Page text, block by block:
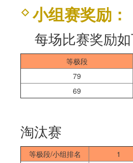
小组赛奖励：
每场比赛奖励
等极段
79
69
淘汰赛
等极段/小组排名 1